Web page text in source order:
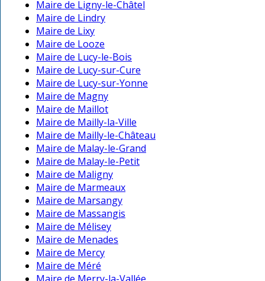
Maire de Ligny-le-Châtel
Maire de Lindry
Maire de Lixy
Maire de Looze
Maire de Lucy-le-Bois
Maire de Lucy-sur-Cure
Maire de Lucy-sur-Yonne
Maire de Magny
Maire de Maillot
Maire de Mailly-la-Ville
Maire de Mailly-le-Château
Maire de Malay-le-Grand
Maire de Malay-le-Petit
Maire de Maligny
Maire de Marmeaux
Maire de Marsangy
Maire de Massangis
Maire de Mélisey
Maire de Menades
Maire de Mercy
Maire de Méré